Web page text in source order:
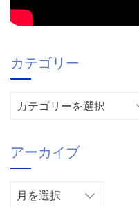
カテゴリー
リ
ー
アーカイブ
ア